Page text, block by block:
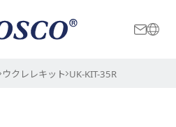
International
ウクレレキット UK-KIT-35R